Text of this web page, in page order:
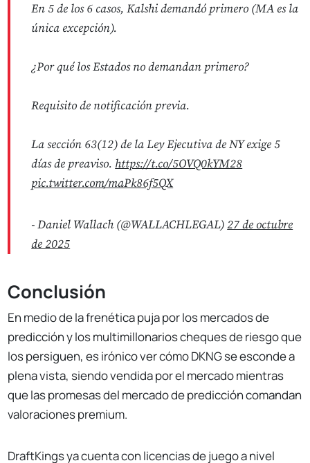
En 5 de los 6 casos, Kalshi demandó primero (MA es la
única excepción).
¿Por qué los Estados no demandan primero?
Requisito de notificación previa.
La sección 63(12) de la Ley Ejecutiva de NY exige 5
días de preaviso. https://t.co/5OVQ0kYM28
pic.twitter.com/maPk86f5QX
- Daniel Wallach (@WALLACHLEGAL)27 de octubre
de 2025
Conclusión
En medio de la frenética puja por los mercados de
predicción y los multimillonarios cheques de riesgo que
los persiguen, es irónico ver cómo DKNG se esconde a
plena vista, siendo vendida por el mercado mientras
que las promesas del mercado de predicción comandan
valoraciones premium.
DraftKings ya cuenta con licencias de juego a nivel